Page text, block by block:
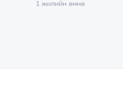
1 жилийн өмнө